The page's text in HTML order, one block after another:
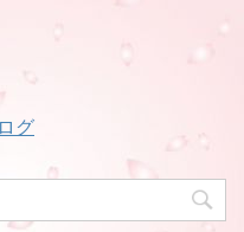
グ